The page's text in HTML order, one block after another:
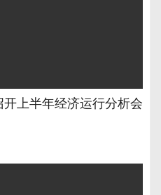
上半年经济运行分析会